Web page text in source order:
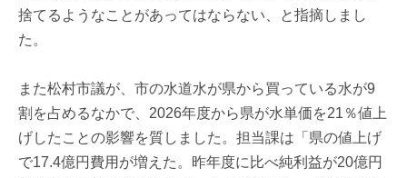
捨てるようなことがあってはならない、と指摘しまし
た。
また松村市議が、市の水道水が県から買っている水が9
割を占めるなかで、2026年度から県が水単価を21％値上
げしたことの影響を質しました。担当課は「県の値上げ
で17.4億円費用が増えた。昨年度に比べ純利益が20億円